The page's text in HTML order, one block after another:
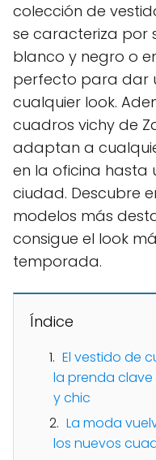
colección de
se caracteriza por
blanco y negro o
perfecto para dar
cualquier look.
cuadros vichy de
adaptan a
en la oficina hasta
ciudad. Descubre
modelos más
consigue el look
temporada.
Índice
El vestido de
la prenda
y chic
La moda
los nuevos